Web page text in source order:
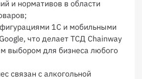
и нормативов в области
1С и мобильными
что делает ТСД Chainway
выбором для бизнеса любого
связан с алкогольной